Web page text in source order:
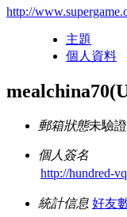
http://
主題
個人資料
mealchina70
郵箱狀態未驗證
個人簽名
http://hundred-
統計信息 好友